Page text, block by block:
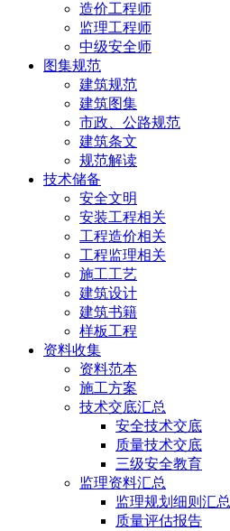
造价工程师
监理工程师
中级安全师
图集规范
建筑规范
建筑图集
市政、公路规范
建筑条文
规范解读
技术储备
安全文明
安装工程相关
工程造价相关
工程监理相关
施工工艺
建筑设计
建筑书籍
样板工程
资料收集
资料范本
施工方案
技术交底汇总
安全技术交底
质量技术交底
三级安全教育
监理资料汇总
监理规划细则汇总
质量评估报告